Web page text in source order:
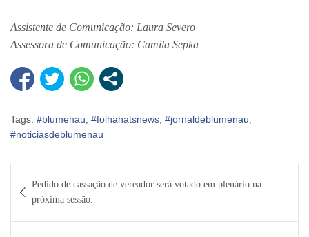
Assistente de Comunicação: Laura Severo
Assessora de Comunicação: Camila Sepka
Tags: #blumenau, #folhahatsnews, #jornaldeblumenau,
#noticiasdeblumenau
de
Post
Pedido de cassação de vereador será votado em plenário na
próxima sessão.